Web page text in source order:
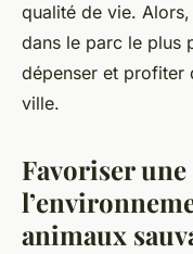
qualité de vie.
dans le parc le plus
dépenser et profiter
ville.
Favoriser
animaux